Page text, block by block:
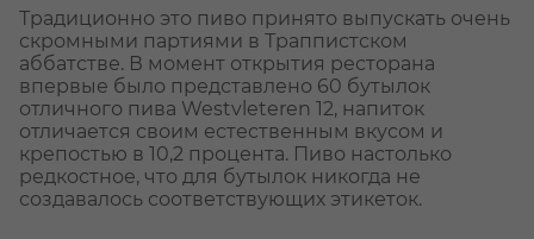
Традиционно это пиво принято выпускать очень
скромными партиями в Траппистском
аббатстве. В момент открытия ресторана
впервые было представлено 60 бутылок
отличного пива Westvleteren 12, напиток
отличается своим естественным вкусом и
крепостью в 10,2 процента. Пиво настолько
редкостное, что для бутылок никогда не
создавалось соответствующих этикеток.